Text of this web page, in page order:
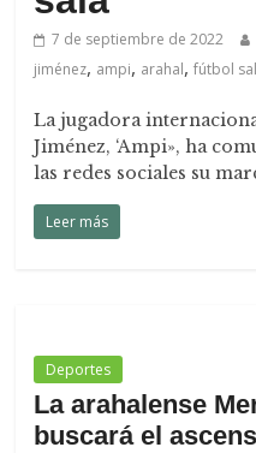
7 de septiembre de 2022
jiménez, ampi, arahal,fútbol
La jugadora
Jiménez, ‘Ampi», ha
las redes sociales su
Leer más
Deportes
La arahalense
buscará el